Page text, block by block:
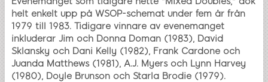
helt enkelt upp på WSOP-schemat under fem år från
1979 till 1983. Tidigare vinnare av evenemanget
inkluderar Jim och Donna Doman (1983), David
Sklansky och Dani Kelly (1982), Frank Cardone och
Juanda Matthews (1981), A.J. Myers och Lynn Harvey
(1980), Doyle Brunson och Starla Brodie (1979).